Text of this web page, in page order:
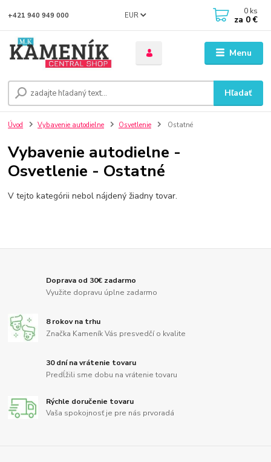
Menu
EUR
Hľadať
+421 940 949 000 0 ks
za 0 €
Úvod Vybavenie autodielne Osvetlenie Ostatné
Vybavenie autodielne -
Osvetlenie - Ostatné
V tejto kategórii nebol nájdený žiadny tovar.
Doprava od 30€ zadarmo
Využite dopravu úplne zadarmo
8 rokov na trhu
Značka Kameník Vás presvedčí o kvalite
30 dní na vrátenie tovaru
Predĺžili sme dobu na vrátenie tovaru
Rýchle doručenie tovaru
Vaša spokojnosť je pre nás prvoradá